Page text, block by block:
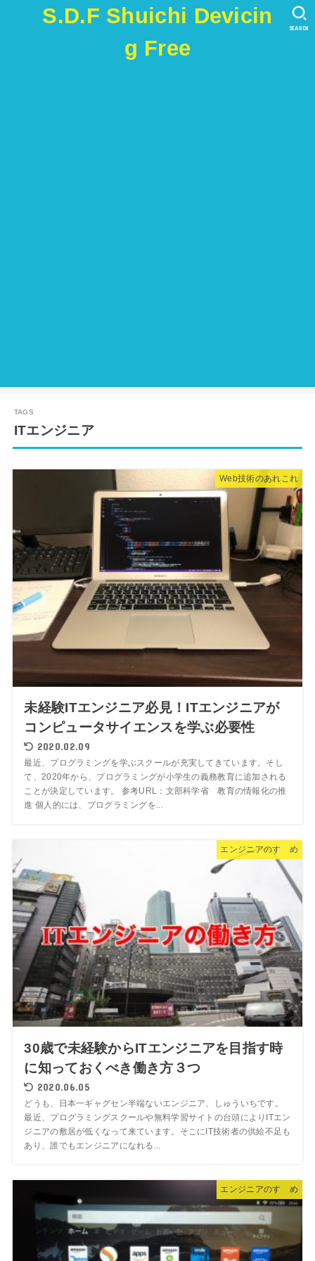
S.D.F Shuichi Devicin
g Free
SEARCH
ITエンジニア
Web技術のあれこれ
未経験ITエンジニア必見！ITエンジニアが
コンピュータサイエンスを学ぶ必要性
2020.02.09
最近、プログラミングを学ぶスクールが充実してきています。そし
て、2020年から、プログラミングが小学生の義務教育に追加される
ことが決定しています。 参考URL：文部科学省 教育の情報化の推
進 個人的には、プログラミングを...
エンジニアのすゝめ
30歳で未経験からITエンジニアを目指す時
に知っておくべき働き方３つ
2020.06.05
どうも、日本一ギャグセン半端ないエンジニア、しゅういちです。
最近、プログラミングスクールや無料学習サイトの台頭によりITエン
ジニアの敷居が低くなって来ています。そこにIT技術者の供給不足も
あり、誰でもエンジニアになれる...
エンジニアのすゝめ